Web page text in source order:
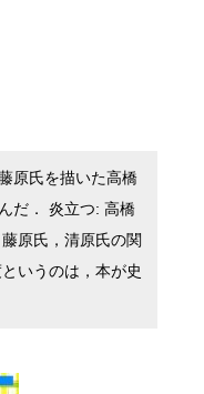
原氏を描いた高橋
だ． 炎立つ: 高橋
原氏，清原氏の関
いうのは，本が史